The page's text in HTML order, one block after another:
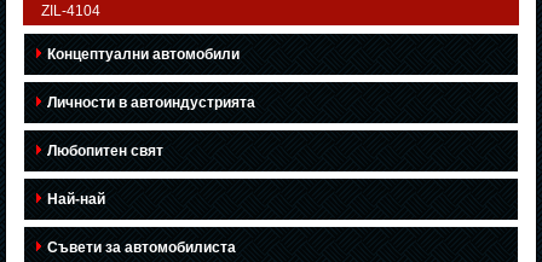
ZIL-4104
Концептуални автомобили
Личности в автоиндустрията
Любопитен свят
Най-най
Съвети за автомобилиста